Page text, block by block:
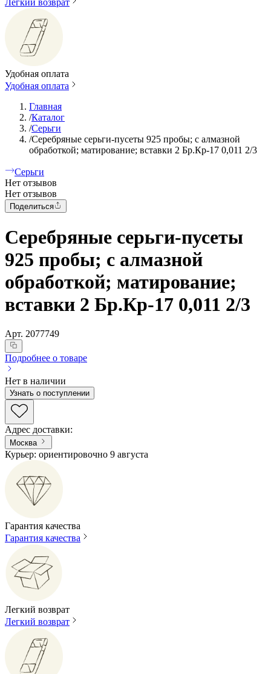
Легкий возврат
Удобная оплата
Удобная оплата
Главная
/Каталог
/Серьги
/Серебряные серьги-пусеты 925 пробы; с алмазной
обработкой; матирование; вставки 2 Бр.Кр-17 0,011 2/3
Серьги
Нет отзывов
Нет отзывов
Поделиться
Серебряные серьги-пусеты
925 пробы; с алмазной
обработкой; матирование;
вставки 2 Бр.Кр-17 0,011 2/3
Арт. 2077749
Подробнее о товаре
Нет в наличии
Узнать о поступлении
Адрес доставки:
Москва
Курьер: ориентировочно 9 августа
Гарантия качества
Гарантия качества
Легкий возврат
Легкий возврат